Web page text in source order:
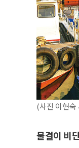
(사진 이현숙
물결이 비